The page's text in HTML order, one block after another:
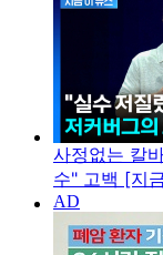
사정없는 칼
수" 고백 [지